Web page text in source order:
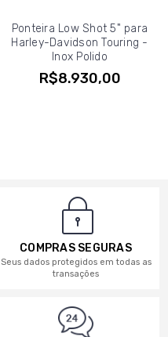
Ponteira Low Shot 5" para
Harley-Davidson Touring -
Inox Polido
R$8.930,00
COMPRAS SEGURAS
Seus dados protegidos em todas as
transações